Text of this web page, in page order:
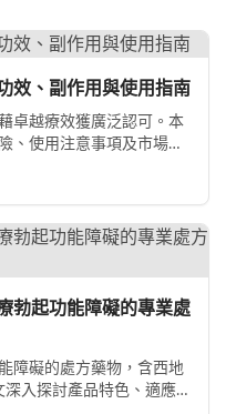
效、副作用與使用指南
卓越療效獲廣泛認可。本
、使用注意事項及市場發
勃起功能障礙的專業處
障礙的處方藥物，含西地
入探討產品特色、適應